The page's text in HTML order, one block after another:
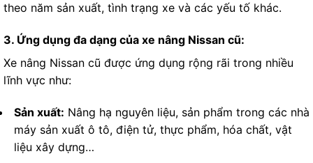
theo năm sản xuất, tình trạng xe và các yếu tố khác.
3. Ứng dụng đa dạng của xe nâng Nissan cũ:
Xe nâng Nissan cũ được ứng dụng rộng rãi trong nhiều
lĩnh vực như:
Sản xuất: Nâng hạ nguyên liệu, sản phẩm trong các nhà
máy sản xuất ô tô, điện tử, thực phẩm, hóa chất, vật
liệu xây dựng…